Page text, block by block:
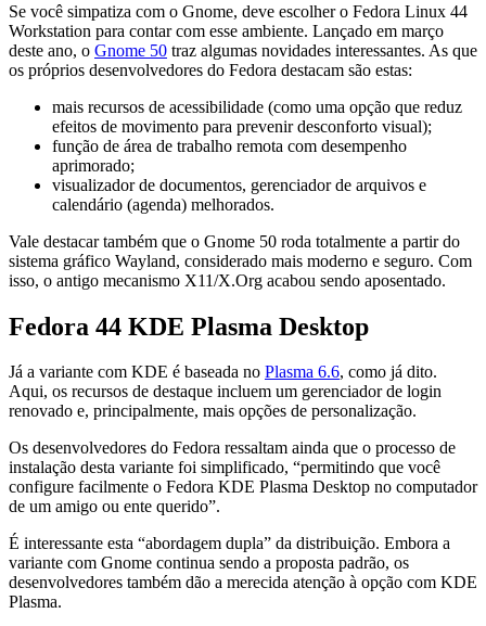
Se você simpatiza com o Gnome, deve escolher o Fedora Linux 44
Workstation para contar com esse ambiente. Lançado em março
deste ano, o Gnome 50 traz algumas novidades interessantes. As que
os próprios desenvolvedores do Fedora destacam são estas:
mais recursos de acessibilidade (como uma opção que reduz
efeitos de movimento para prevenir desconforto visual);
função de área de trabalho remota com desempenho
aprimorado;
visualizador de documentos, gerenciador de arquivos e
calendário (agenda) melhorados.
Vale destacar também que o Gnome 50 roda totalmente a partir do
sistema gráfico Wayland, considerado mais moderno e seguro. Com
isso, o antigo mecanismo X11/X.Org acabou sendo aposentado.
Fedora 44 KDE Plasma Desktop
Já a variante com KDE é baseada no Plasma 6.6, como já dito.
Aqui, os recursos de destaque incluem um gerenciador de login
renovado e, principalmente, mais opções de personalização.
Os desenvolvedores do Fedora ressaltam ainda que o processo de
instalação desta variante foi simplificado, “permitindo que você
configure facilmente o Fedora KDE Plasma Desktop no computador
de um amigo ou ente querido”.
É interessante esta “abordagem dupla” da distribuição. Embora a
variante com Gnome continua sendo a proposta padrão, os
desenvolvedores também dão a merecida atenção à opção com KDE
Plasma.